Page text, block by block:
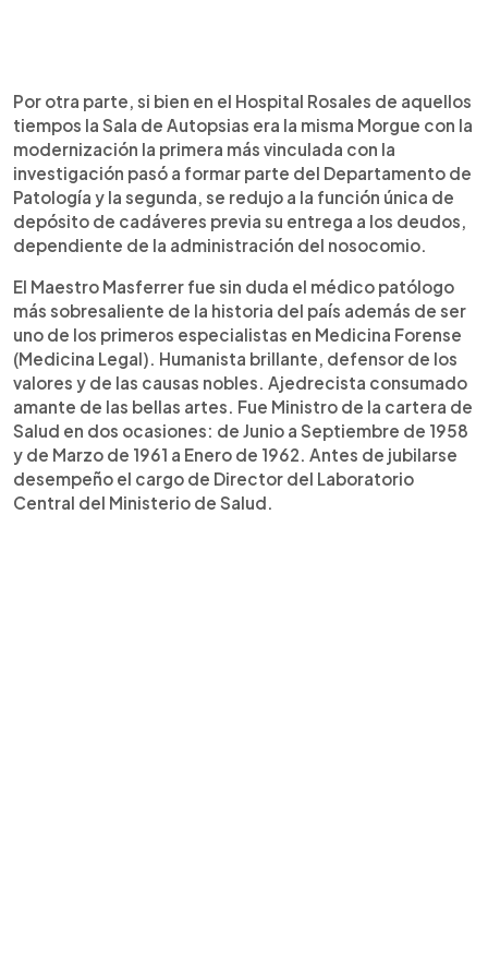
Por otra parte, si bien en el Hospital Rosales de aquellos
tiempos la Sala de Autopsias era la misma Morgue con la
modernización la primera más vinculada con la
investigación pasó a formar parte del Departamento de
Patología y la segunda, se redujo a la función única de
depósito de cadáveres previa su entrega a los deudos,
dependiente de la administración del nosocomio.
El Maestro Masferrer fue sin duda el médico patólogo
más sobresaliente de la historia del país además de ser
uno de los primeros especialistas en Medicina Forense
(Medicina Legal). Humanista brillante, defensor de los
valores y de las causas nobles. Ajedrecista consumado
amante de las bellas artes. Fue Ministro de la cartera de
Salud en dos ocasiones: de Junio a Septiembre de 1958
y de Marzo de 1961 a Enero de 1962. Antes de jubilarse
desempeño el cargo de Director del Laboratorio
Central del Ministerio de Salud.